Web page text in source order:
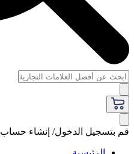
قم بتسجيل الدخول/ إنشاء حساب